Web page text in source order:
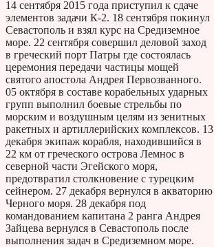
14 сентября 2015 года приступил к сдаче
элементов задачи К-2. 18 сентября покинул
Севастополь и взял курс на Средиземное
море. 22 сентября совершил деловой заход
в греческий порт Патры где состоялась
церемония передачи частицы мощей
святого апостола Андрея Первозванного.
05 октября в составе корабельных ударных
групп выполнил боевые стрельбы по
морским и воздушным целям из зенитных
ракетных и артиллерийских комплексов. 13
декабря экипаж корабля, находившийся в
22 км от греческого острова Лемнос в
северной части Эгейского моря,
предотвратил столкновение с турецким
сейнером. 27 декабря вернулся в акваторию
Черного моря. 28 декабря под
командованием капитана 2 ранга Андрея
Зайцева вернулся в Севастополь после
выполнения задач в Средиземном море.